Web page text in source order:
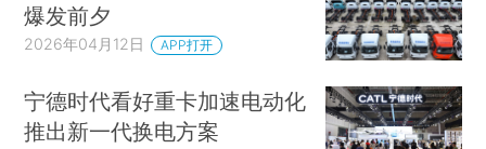
爆发前夕
2026年04月12日 APP打开
宁德时代看好重卡加速电动化
推出新一代换电方案